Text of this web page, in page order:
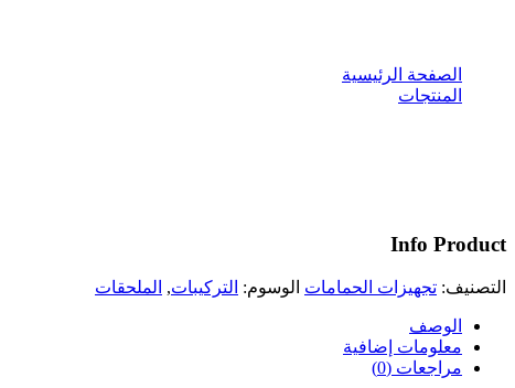
الصفحة الرئيسية
المنتجات
Info Product
التصنيف: تجهيزات الحمامات الوسوم: التركيبات, الملحقات
الوصف
معلومات إضافية
مراجعات (0)